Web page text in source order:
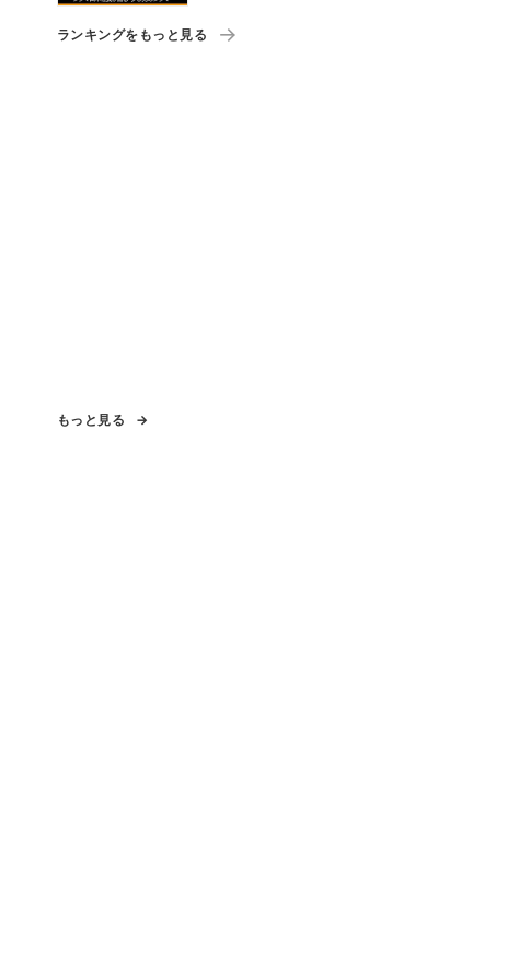
ランキングをもっと見る
もっと見る